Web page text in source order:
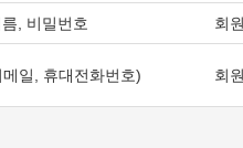
용합니다.
따르며, 그렇지 않은 경우는 일반적인
, 비밀번호 회
일, 휴대전화번호) 회